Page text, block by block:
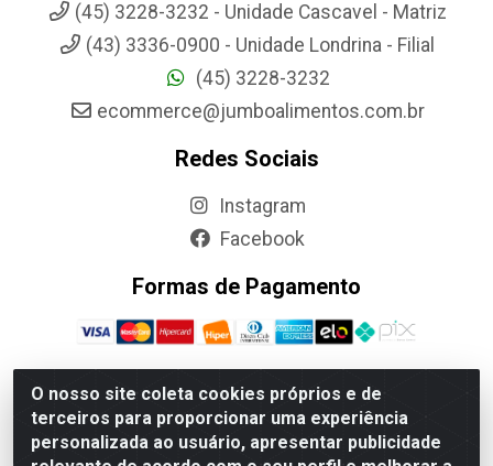
O nosso site coleta cookies próprios e de
terceiros para proporcionar uma experiência
personalizada ao usuário, apresentar publicidade
(45) 3228-3232 - Unidade Cascavel - Matriz
(43) 3336-0900 - Unidade Londrina - Filial
(45) 3228-3232
ecommerce@jumboalimentos.com.br
Redes Sociais
Instagram
Facebook
Formas de Pagamento
Jumbo Alimentos Cascavel - Matriz - Rua Itatiba Do Sul, 161 -
Santos Dumont, Cascavel-PR - CEP 85804-700- CNPJ